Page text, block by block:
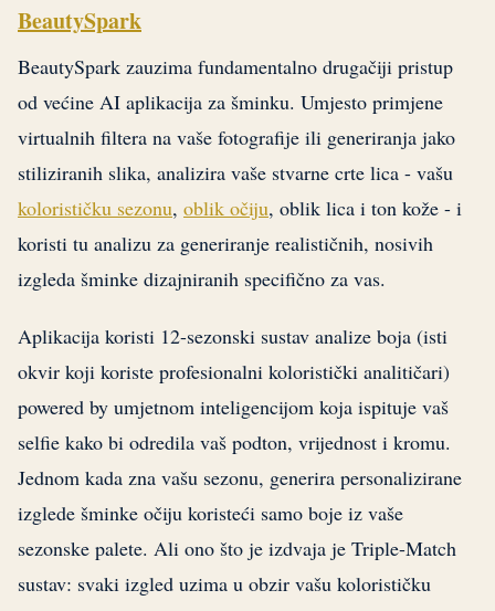
BeautySpark
BeautySpark zauzima fundamentalno drugačiji pristup
od većine AI aplikacija za šminku. Umjesto primjene
virtualnih filtera na vaše fotografije ili generiranja jako
stiliziranih slika, analizira vaše stvarne crte lica - vašu
kolorističku sezonu, oblik očiju, oblik lica i ton kože - i
koristi tu analizu za generiranje realističnih, nosivih
izgleda šminke dizajniranih specifično za vas.
Aplikacija koristi 12-sezonski sustav analize boja (isti
okvir koji koriste profesionalni koloristički analitičari)
powered by umjetnom inteligencijom koja ispituje vaš
selfie kako bi odredila vaš podton, vrijednost i kromu.
Jednom kada zna vašu sezonu, generira personalizirane
izglede šminke očiju koristeći samo boje iz vaše
sezonske palete. Ali ono što je izdvaja je Triple-Match
sustav: svaki izgled uzima u obzir vašu kolorističku